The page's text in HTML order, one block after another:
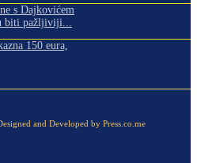
s Dajkovićem
biti pažljiviji...
150 eura,
and Developed by Press.co.me